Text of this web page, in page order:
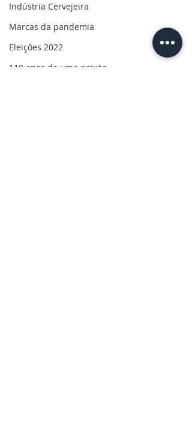
Indústria Cervejeira
Marcas da pandemia
Eleições 2022
110 anos de uma paixão